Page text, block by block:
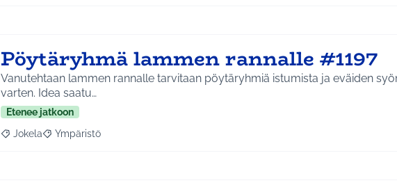
Pöytäryhmä lammen rannalle #1197
Vanutehtaan lammen rannalle tarvitaan pöytäryhmiä istumista ja eväiden
varten. Idea saatu…
Etenee jatkoon
Rajaa tulokset aihepiirin mukaan: Jokela
Jokela Rajaa tulokset teeman mukaan: Ympäristö
Ympäristö